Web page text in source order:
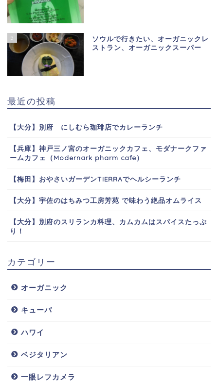
5
ソウルで行きたい、オーガニックレ
ストラン、オーガニックスーパー
最近の投稿
【大分】別府 にしむら珈琲店でカレーランチ
【兵庫】神戸三ノ宮のオーガニックカフェ、モダナークファ
ームカフェ（Modernark pharm cafe）
【梅田】おやさいガーデンTIERRAでヘルシーランチ
【大分】宇佐のはちみつ工房芳苑 で味わう絶品オムライス
【大分】別府のスリランカ料理、カムカムはスパイスたっぷ
り！
カテゴリー
オーガニック
キューバ
ハワイ
ベジタリアン
一眼レフカメラ